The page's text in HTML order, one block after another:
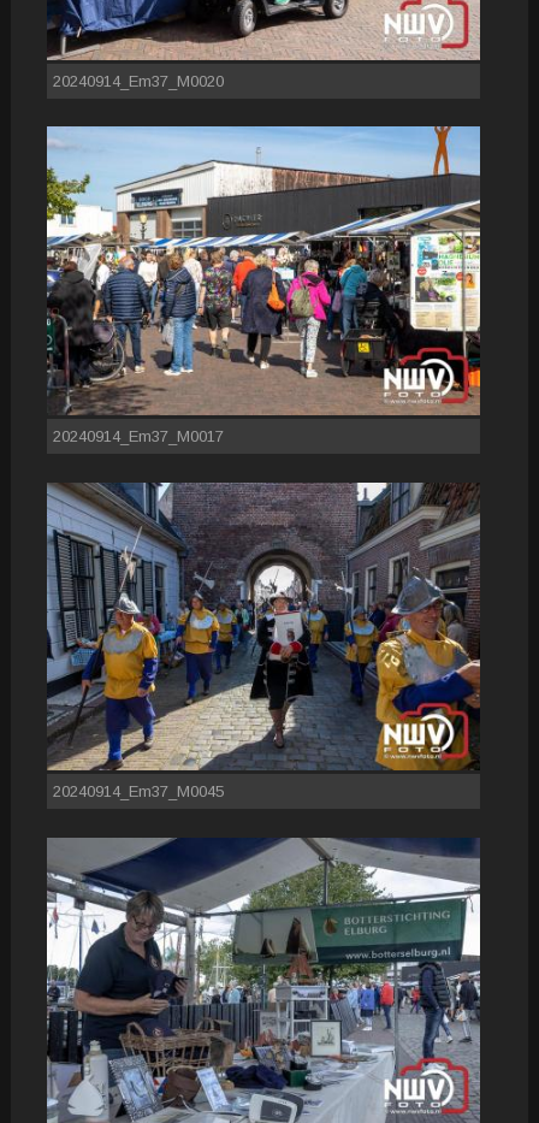
20240914_Em37_M0020
20240914_Em37_M0017
20240914_Em37_M0045